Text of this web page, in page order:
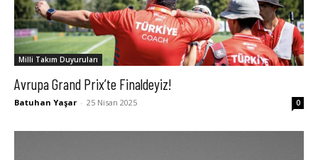
Milli Takım Duyuruları
Avrupa Grand Prix’te Finaldeyiz!
Batuhan Yaşar - 25 Nisan 2025 0